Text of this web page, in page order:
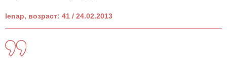
lenap, возраст: 41 / 24.02.2013